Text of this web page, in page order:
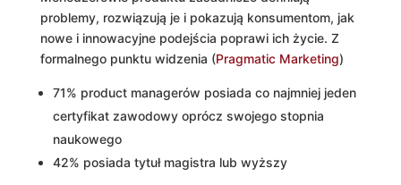
problemy, rozwiązują je i pokazują konsumentom, jak
nowe i innowacyjne podejścia poprawi ich życie. Z
formalnego punktu widzenia (Pragmatic Marketing)
71% product managerów posiada co najmniej jeden
certyfikat zawodowy oprócz swojego stopnia
naukowego
42% posiada tytuł magistra lub wyższy